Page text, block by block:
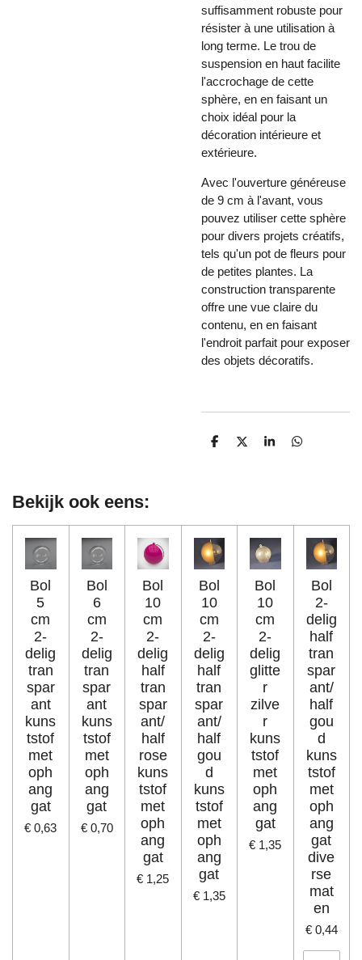
suffisamment robuste pour
résister à une utilisation à
long terme. Le trou de
suspension en haut facilite
l'accrochage de cette
sphère, en en faisant un
choix idéal pour la
décoration intérieure et
extérieure.
Avec l'ouverture généreuse
de 9 cm à l'avant, vous
pouvez utiliser cette sphère
pour divers projets créatifs,
tels qu'un pot de fleurs pour
de petites plantes. La
construction transparente
offre une vue claire du
contenu, en en faisant
l'endroit parfait pour exposer
des objets décoratifs.
D
D
S
D
Bekijk ook eens:
Bol
5
cm
2-
delig
tran
spar
ant
kuns
tstof
met
oph
ang
gat
€ 0,63
Bol
6
cm
2-
delig
tran
spar
ant
kuns
tstof
met
oph
ang
gat
€ 0,70
Bol
10
cm
2-
delig
half
tran
spar
ant/
half
rose
kuns
tstof
met
oph
ang
gat
€ 1,25
Bol
10
cm
2-
delig
half
tran
spar
ant/
half
gou
d
kuns
tstof
met
oph
ang
gat
€ 1,35
Bol
10
cm
2-
delig
glitte
r
zilve
r
kuns
tstof
met
oph
ang
gat
€ 1,35
Bol
2-
delig
half
tran
spar
ant/
half
gou
d
kuns
tstof
met
oph
ang
gat
dive
rse
mat
en
€ 0,44